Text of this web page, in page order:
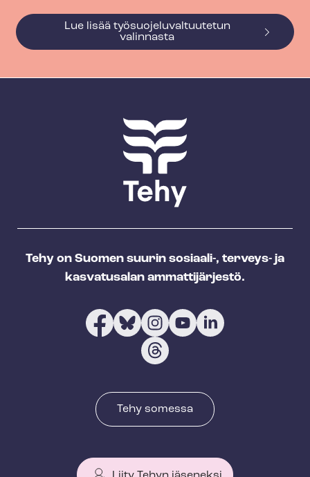
Lue lisää työ­suo­je­lu­val­tuu­te­tun
valinnasta
Tehy on Suomen suurin sosiaali-, terveys- ja
kasvatusalan ammattijärjestö.
Tehy somessa